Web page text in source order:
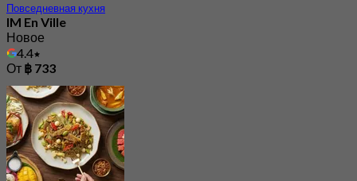
Повседневная кухня
IM En Ville
Новое
4.4
От ฿ 733